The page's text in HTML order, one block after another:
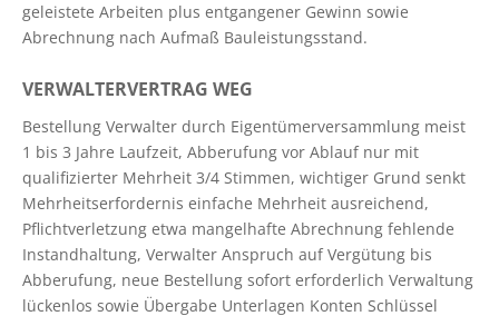
geleistete Arbeiten plus entgangener Gewinn sowie
Abrechnung nach Aufmaß Bauleistungsstand.
VERWALTERVERTRAG WEG
Bestellung Verwalter durch Eigentümerversammlung meist
1 bis 3 Jahre Laufzeit, Abberufung vor Ablauf nur mit
qualifizierter Mehrheit 3/4 Stimmen, wichtiger Grund senkt
Mehrheitserfordernis einfache Mehrheit ausreichend,
Pflichtverletzung etwa mangelhafte Abrechnung fehlende
Instandhaltung, Verwalter Anspruch auf Vergütung bis
Abberufung, neue Bestellung sofort erforderlich Verwaltung
lückenlos sowie Übergabe Unterlagen Konten Schlüssel